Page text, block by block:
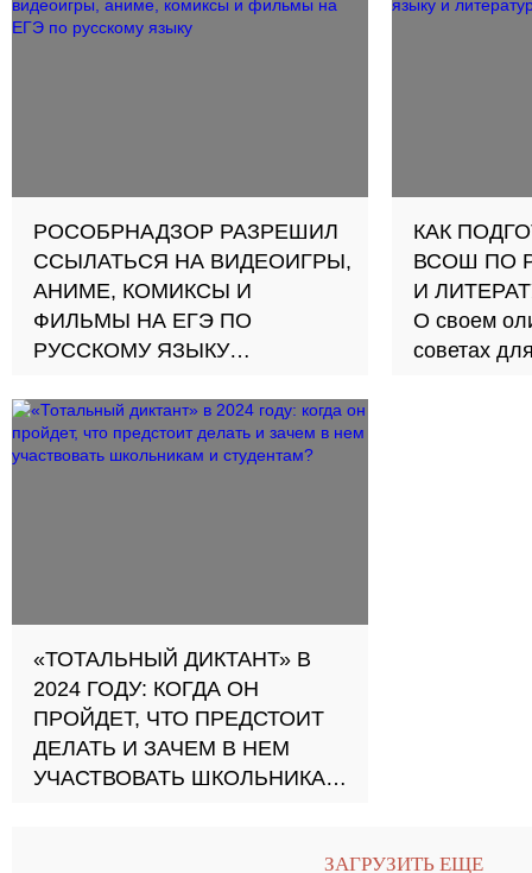
ученики сдают ЕГЭ по
русскому языку на 80+ баллов
РОСОБРНАДЗОР РАЗРЕШИЛ
ССЫЛАТЬСЯ НА ВИДЕОИГРЫ,
АНИМЕ, КОМИКСЫ И
ФИЛЬМЫ НА ЕГЭ ПО
РУССКОМУ ЯЗЫКУ
примерах, которые можно
использовать в сочинении-
рассуждении. Ранее в
КАК
ВСОШ ПО
И
О своем
советах
«ТОТАЛЬНЫЙ ДИКТАНТ» В
2024 ГОДУ: КОГДА ОН
ПРОЙДЕТ, ЧТО ПРЕДСТОИТ
ДЕЛАТЬ И ЗАЧЕМ В НЕМ
УЧАСТВОВАТЬ ШКОЛЬНИКАМ
ЗАГРУЗИТЬ ЕЩЕ